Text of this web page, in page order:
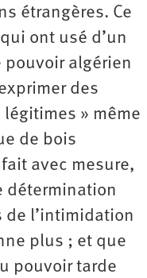
étrangères. Ce
ont usé d’un
pouvoir algérien
des
» même
de bois
avec mesure,
détermination
de l’intimidation
plus ; et que
pouvoir tarde